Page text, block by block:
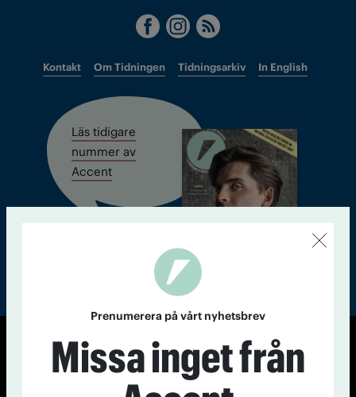
Kontakt Om Tidningen Tidningsarkiv In English
Läs tidigare
nummer av
Accent
© Tidningen Accent 2026
Cookiepolicy
Personuppgiftspolicy
Prenumerera på vårt nyhetsbrev
Missa inget från